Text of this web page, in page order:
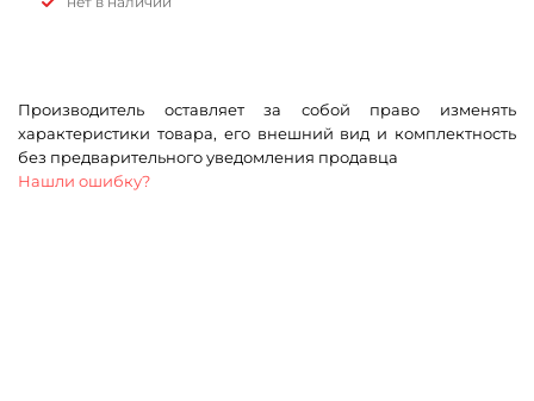
Производитель оставляет за собой право изменять
характеристики товара, его внешний вид и комплектность
без предварительного уведомления продавца
Нашли ошибку?